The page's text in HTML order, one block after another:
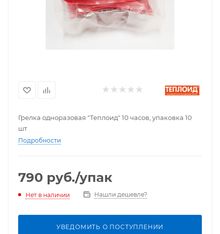
Грелка одноразовая "Теплоид" 10 часов, упаковка 10
шт
Подробности
790 руб./упак
Нет в наличии Нашли дешевле?
УВЕДОМИТЬ О ПОСТУПЛЕНИИ